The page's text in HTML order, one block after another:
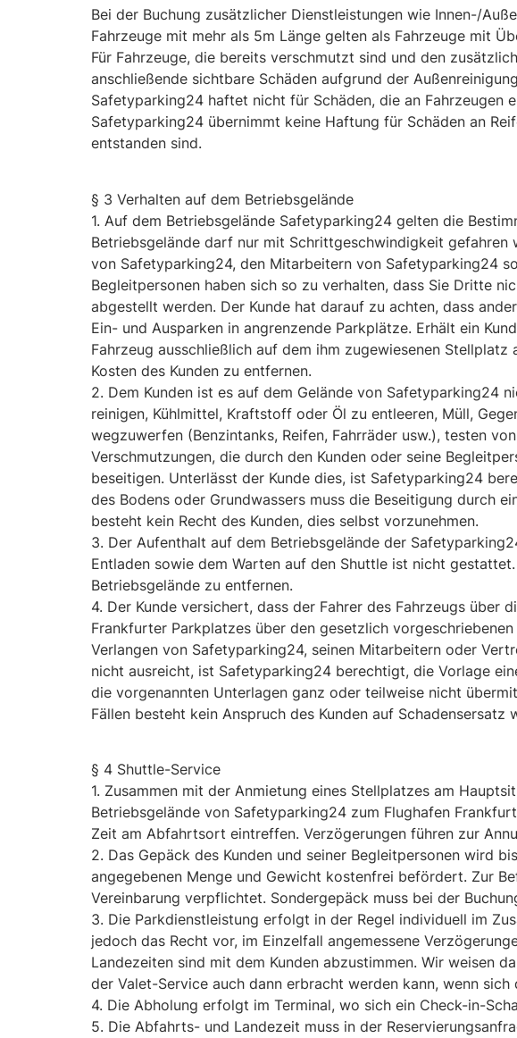
Bei der Buchung zusätzlicher Dienstleistungen wie Innen-/
Fahrzeuge mit mehr als 5m Länge gelten als Fahrzeuge mit
Für Fahrzeuge, die bereits verschmutzt sind und den
anschließende sichtbare Schäden aufgrund der
Safetyparking24 haftet nicht für Schäden, die an Fahrzeugen
Safetyparking24 übernimmt keine Haftung für Schäden an
entstanden sind.
§ 3 Verhalten auf dem Betriebsgelände
1. Auf dem Betriebsgelände Safetyparking24 gelten die
Betriebsgelände darf nur mit Schrittgeschwindigkeit gefahren
von Safetyparking24, den Mitarbeitern von Safetyparking24
Begleitpersonen haben sich so zu verhalten, dass Sie Dritte
abgestellt werden. Der Kunde hat darauf zu achten, dass
Ein- und Ausparken in angrenzende Parkplätze. Erhält ein
Fahrzeug ausschließlich auf dem ihm zugewiesenen
Kosten des Kunden zu entfernen.
2. Dem Kunden ist es auf dem Gelände von Safetyparking24
reinigen, Kühlmittel, Kraftstoff oder Öl zu entleeren, Müll,
wegzuwerfen (Benzintanks, Reifen, Fahrräder usw.), testen
Verschmutzungen, die durch den Kunden oder seine
beseitigen. Unterlässt der Kunde dies, ist Safetyparking24
des Bodens oder Grundwassers muss die Beseitigung durch
besteht kein Recht des Kunden, dies selbst vorzunehmen.
3. Der Aufenthalt auf dem Betriebsgelände der
Entladen sowie dem Warten auf den Shuttle ist nicht
Betriebsgelände zu entfernen.
4. Der Kunde versichert, dass der Fahrer des Fahrzeugs
Frankfurter Parkplatzes über den gesetzlich
Verlangen von Safetyparking24, seinen Mitarbeitern oder
nicht ausreicht, ist Safetyparking24 berechtigt, die Vorlage
die vorgenannten Unterlagen ganz oder teilweise nicht
Fällen besteht kein Anspruch des Kunden auf Schadensersatz
§ 4 Shuttle-Service
1. Zusammen mit der Anmietung eines Stellplatzes am
Betriebsgelände von Safetyparking24 zum Flughafen
Zeit am Abfahrtsort eintreffen. Verzögerungen führen zur
2. Das Gepäck des Kunden und seiner Begleitpersonen wird
angegebenen Menge und Gewicht kostenfrei befördert. Zur
Vereinbarung verpflichtet. Sondergepäck muss bei der
3. Die Parkdienstleistung erfolgt in der Regel individuell im
jedoch das Recht vor, im Einzelfall angemessene
Landezeiten sind mit dem Kunden abzustimmen. Wir weisen
der Valet-Service auch dann erbracht werden kann, wenn
4. Die Abholung erfolgt im Terminal, wo sich ein Check-in-
5. Die Abfahrts- und Landezeit muss in der